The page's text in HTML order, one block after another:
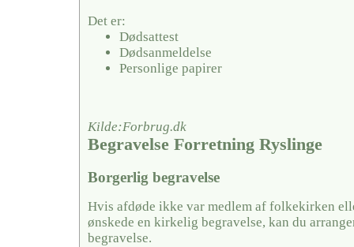
Det er:
Dødsattest
Dødsanmeldelse
Personlige papirer
Kilde:Forbrug.dk
Begravelse Forretning Ryslinge
Borgerlig begravelse
Hvis afdøde ikke var medlem af folkekirken
ønskede en kirkelig begravelse, kan du
begravelse.